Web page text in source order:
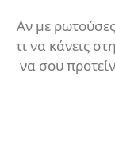
Αν με
τι να κάνεις
να σου